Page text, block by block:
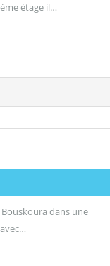
étage il…
dans une